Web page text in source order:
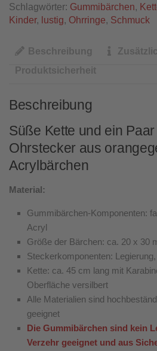
Schlagwörter: Gummibärchen,
Kinder, lustig, Ohrringe, Schmuck
Beschreibung
Produktsicherheit
Beschreibung
Süße Kette und ein
Ohrstecker aus
Acrylbärchen
Material:
Gummibärchen-Komponenten:
Acryl
Größe der Bärchen: ca. 20 x 30
Steckerkomponenten:
Kette: ca. 45 cm lang mit
Oberfläche versilbert
Alle Materialien sind
geeignet
Die Gummibärchen sind kein
Verzehr geeignet und aus